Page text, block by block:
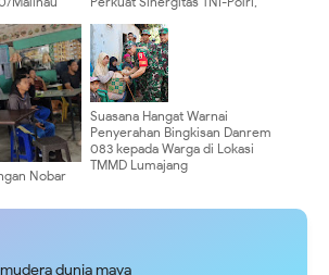
dan
Siaga dan Show of Force Jelang
Kalender Kamtibmas 1 Juli 2026 ‎ ‎
Nobar
Kuliner
Suasana Hangat Warnai
Penyerahan Bingkisan Danrem
083 kepada Warga di Lokasi
TMMD Lumajang
dunia maya